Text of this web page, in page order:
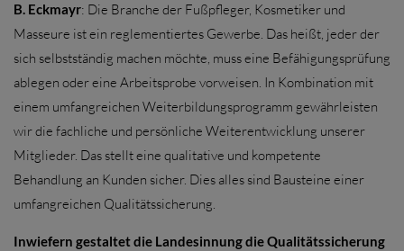
B. Eckmayr: Die Branche der Fußpfleger, Kosmetiker und
Masseure ist ein reglementiertes Gewerbe. Das heißt, jeder der
sich selbstständig machen möchte, muss eine Befähigungsprüfung
ablegen oder eine Arbeitsprobe vorweisen. In Kombination mit
einem umfangreichen Weiterbildungsprogramm gewährleisten
wir die fachliche und persönliche Weiterentwicklung unserer
Mitglieder. Das stellt eine qualitative und kompetente
Behandlung an Kunden sicher. Dies alles sind Bausteine einer
umfangreichen Qualitätssicherung.
Inwiefern gestaltet die Landesinnung die Qualitätssicherung